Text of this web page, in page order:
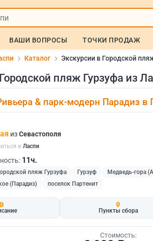
ВАШИ ВОПРОСЫ ТОЧКИ ПРОДАЖ
Каталог Экскурсии в Городской
пляж Гурзуфа из
& парк-модерн Парадиз в
изСевастополя
в Ласпи
11ч.
пляж Гурзуфа Гурзуф Медведь-гора
(Парадиз)
поселок Партенит
Пункты сбора
Стоимость: